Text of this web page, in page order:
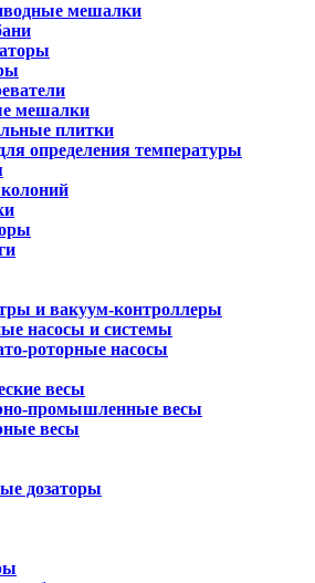
мешалки
мешалки
плитки
определения температуры
и вакуум-контроллеры
насосы и системы
роторные насосы
весы
промышленные весы
весы
дозаторы